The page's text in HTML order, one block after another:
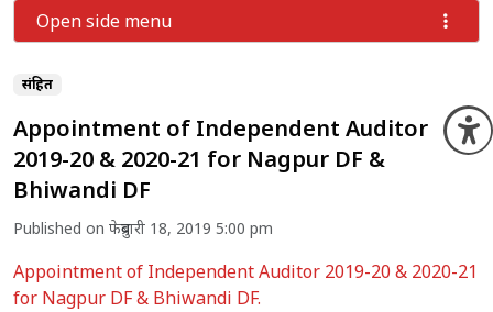
संग्रहित
Appointment of Independent Auditor
2019-20 & 2020-21 for Nagpur DF &
Bhiwandi DF
Published on फेब्रुवारी 18, 2019 5:00 pm
Appointment of Independent Auditor 2019-20 & 2020-21
for Nagpur DF & Bhiwandi DF.
Open side menu